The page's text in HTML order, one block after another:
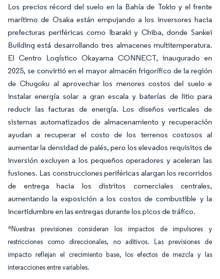
Los precios récord del suelo en la Bahía de Tokio y el frente
marítimo de Osaka están empujando a los inversores hacia
prefecturas periféricas como Ibaraki y Chiba, donde Sankei
Building está desarrollando tres almacenes multitemperatura.
El Centro Logístico Okayama CONNECT, inaugurado en
2025, se convirtió en el mayor almacén frigorífico de la región
de Chugoku al aprovechar los menores costos del suelo e
instalar energía solar a gran escala y baterías de litio para
reducir las facturas de energía. Los diseños verticales de
sistemas automatizados de almacenamiento y recuperación
ayudan a recuperar el costo de los terrenos costosos al
aumentar la densidad de palés, pero los elevados requisitos de
inversión excluyen a los pequeños operadores y aceleran las
fusiones. Las construcciones periféricas alargan los recorridos
de entrega hacia los distritos comerciales centrales,
aumentando la exposición a los costos de combustible y la
incertidumbre en las entregas durante los picos de tráfico.
*Nuestras previsiones consideran los impactos de impulsores y
restricciones como direccionales, no aditivos. Las previsiones de
impacto reflejan el crecimiento base, los efectos de mezcla y las
interacciones entre variables.